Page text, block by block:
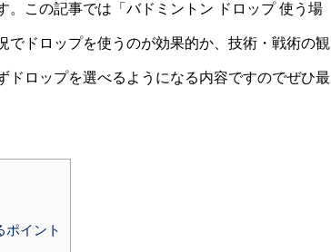
。この記事では「バドミントン ドロップ 使う場
ドロップを使うのが効果的か、技術・戦術の観
ドロップを選べるようになる内容ですのでぜひ最
ポイント